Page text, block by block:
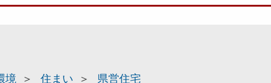
境 住まい 県営住宅